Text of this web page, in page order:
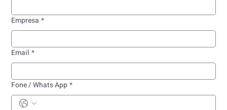
Empresa *
Email *
Fone / Whats App *